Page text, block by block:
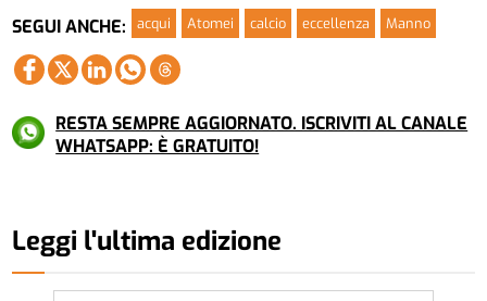
SEGUI ANCHE: acqui Atomei calcio eccellenza Manno
RESTA SEMPRE AGGIORNATO. ISCRIVITI AL CANALE
WHATSAPP: È GRATUITO!
Leggi l'ultima edizione